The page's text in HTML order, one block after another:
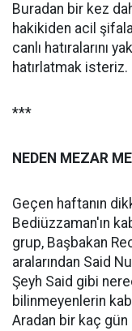
Buradan bir kez
hakikiden acil
canlı hatıralarını
hatırlatmak isteriz.
***
NEDEN MEZAR
Geçen haftanın
Bediüzzaman'ın
grup, Başbakan
aralarından Said
Şeyh Said gibi
bilinmeyenlerin
Aradan bir kaç